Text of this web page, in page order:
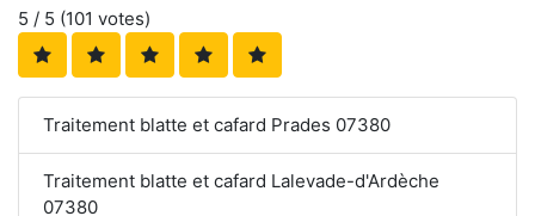
5 / 5 (101 votes)
Traitement blatte et cafard Prades 07380
Traitement blatte et cafard Lalevade-d'Ardèche
07380